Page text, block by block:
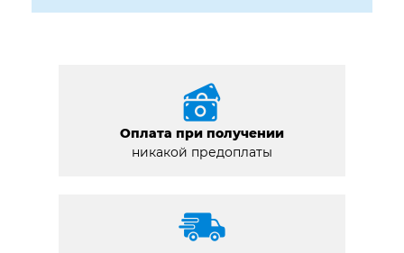
Оплата при получении
никакой предоплаты